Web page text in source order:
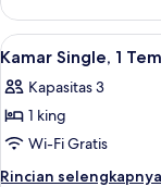
Tidur
King,
akses
difabel
Kamar
Single,
1
Tidur
King,
difabel
Lihat
semua
foto
untuk
Kamar
Single,
2
Kamar Single, 1
Kapasitas 3
1 king
Wi-Fi Gratis
Rincian selengkapnya
Rincian